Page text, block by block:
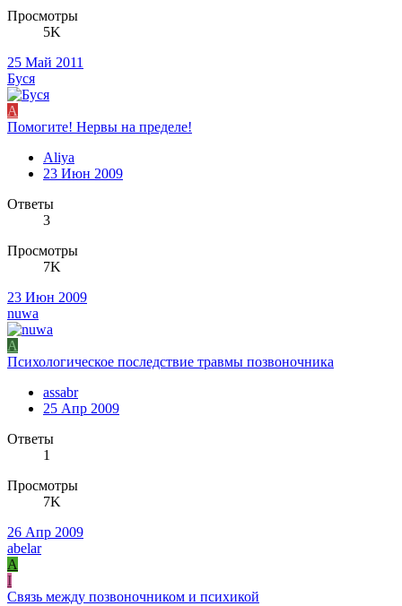
Просмотры
5K
25 Май 2011
Буся
A
Помогите! Нервы на пределе!
Aliya
23 Июн 2009
Ответы
3
Просмотры
7K
23 Июн 2009
nuwa
A
Психологическое последствие травмы позвоночника
assabr
25 Апр 2009
Ответы
1
Просмотры
7K
26 Апр 2009
abelar
A
I
Связь между позвоночником и психикой